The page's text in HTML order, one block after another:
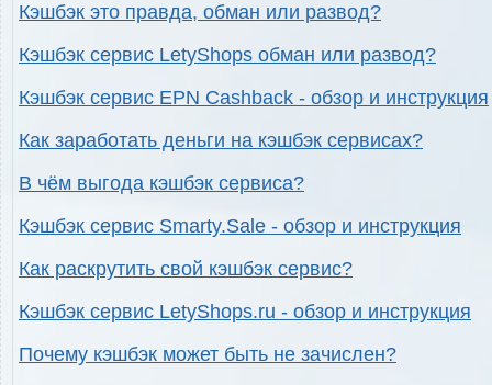
Кэшбэк это правда, обман или развод?
Кэшбэк сервис LetyShops обман или развод?
Кэшбэк сервис EPN Cashback - обзор и инструкция
Как заработать деньги на кэшбэк сервисах?
В чём выгода кэшбэк сервиса?
Кэшбэк сервис Smarty.Sale - обзор и инструкция
Как раскрутить свой кэшбэк сервис?
Кэшбэк сервис LetyShops.ru - обзор и инструкция
Почему кэшбэк может быть не зачислен?